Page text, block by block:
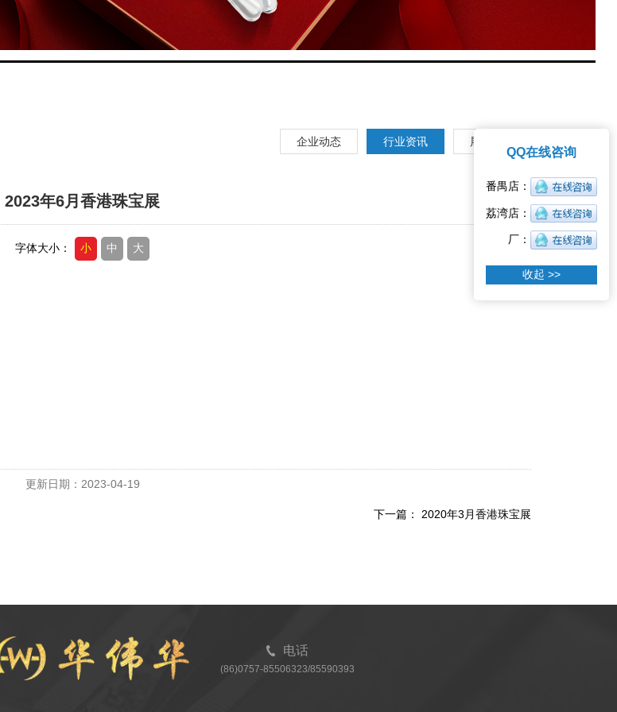
企业动态 行业资讯 展会信息
2023年6月香港珠宝展
字体大小： 小 中 大
更新日期：2023-04-19
下一篇： 2020年3月香港珠宝展
电话
(86)0757-85506323/85590393
QQ在线咨询
收起 >>